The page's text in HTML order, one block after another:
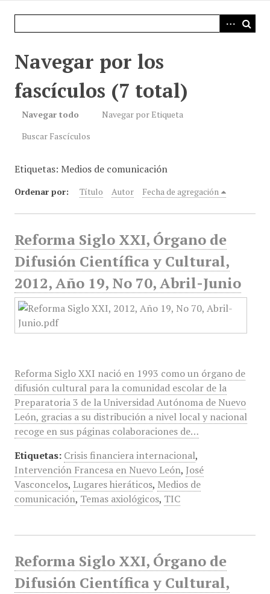
Navegar por los
fascículos (7 total)
Navegar todo
Navegar por Etiqueta
Buscar Fascículos
Etiquetas: Medios de comunicación
Ordenar por: Título Autor Fecha de agregación
Reforma Siglo XXI, Órgano de
Difusión Científica y Cultural,
2012, Año 19, No 70, Abril-Junio
Reforma Siglo XXI nació en 1993 como un órgano de
difusión cultural para la comunidad escolar de la
Preparatoria 3 de la Universidad Autónoma de Nuevo
León, gracias a su distribución a nivel local y nacional
recoge en sus páginas colaboraciones de…
Etiquetas: Crisis financiera internacional,
Intervención Francesa en Nuevo León, José
Vasconcelos, Lugares hieráticos, Medios de
comunicación, Temas axiológicos, TIC
Reforma Siglo XXI, Órgano de
Difusión Científica y Cultural,